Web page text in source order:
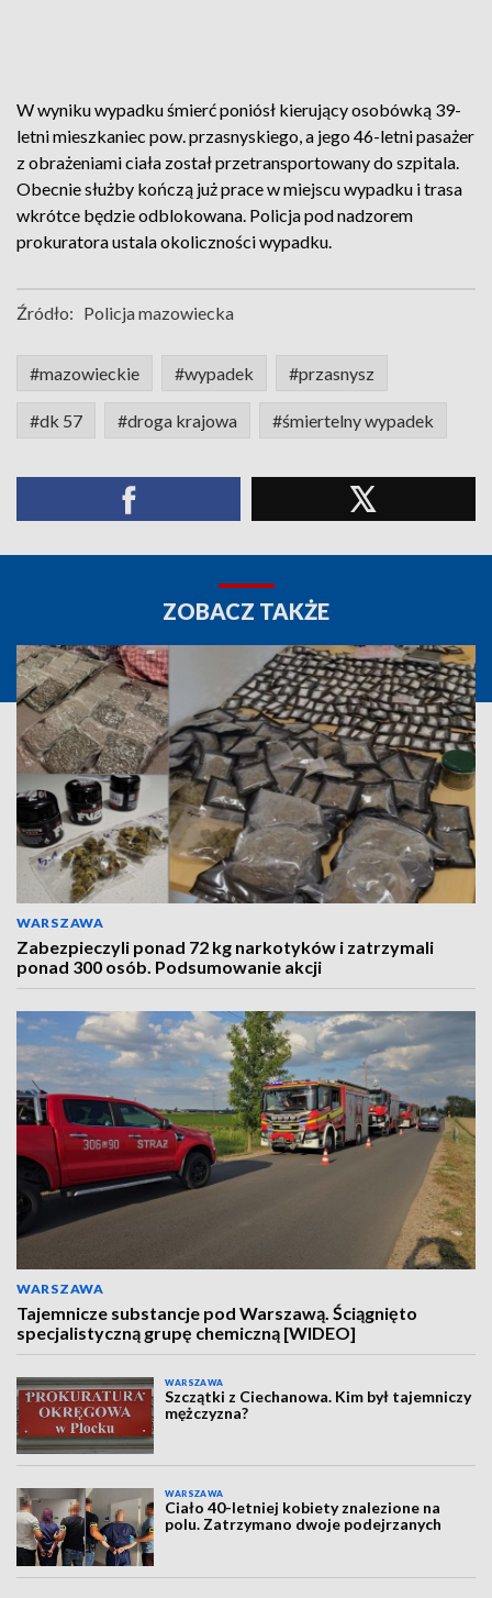
W wyniku wypadku śmierć poniósł kierujący osobówką 39-
letni mieszkaniec pow. przasnyskiego, a jego 46-letni pasażer
z obrażeniami ciała został przetransportowany do szpitala.
Obecnie służby kończą już prace w miejscu wypadku i trasa
wkrótce będzie odblokowana. Policja pod nadzorem
prokuratora ustala okoliczności wypadku.
Źródło: Policja mazowiecka
#mazowieckie #wypadek #przasnysz
#dk 57 #droga krajowa #śmiertelny wypadek
ZOBACZ TAKŻE
WARSZAWA
Zabezpieczyli ponad 72 kg narkotyków i zatrzymali
ponad 300 osób. Podsumowanie akcji
WARSZAWA
Tajemnicze substancje pod Warszawą. Ściągnięto
specjalistyczną grupę chemiczną [WIDEO]
WARSZAWA
Szczątki z Ciechanowa. Kim był tajemniczy
mężczyzna?
WARSZAWA
Ciało 40-letniej kobiety znalezione na
polu. Zatrzymano dwoje podejrzanych